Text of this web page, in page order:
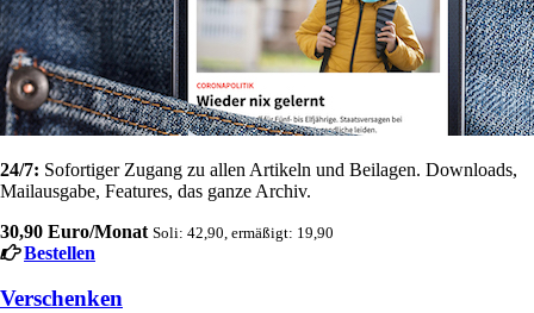
24/7: Sofortiger Zugang zu allen Artikeln und Beilagen. Downloads,
Mailausgabe, Features, das ganze Archiv.
30,90 Euro/Monat Soli: 42,90, ermäßigt: 19,90
Bestellen
Verschenken